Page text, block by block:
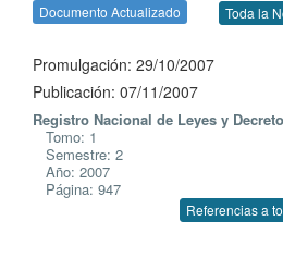
Documento Actualizado Toda la
Promulgación: 29/10/2007
Publicación: 07/11/2007
Registro Nacional de Leyes y
Tomo: 1
Semestre: 2
Año: 2007
Página: 947
Referencias a